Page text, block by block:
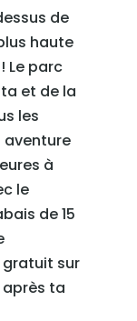
de
haute
Le parc
et de la
les
aventure
à
le
de 15
gratuit sur
ta